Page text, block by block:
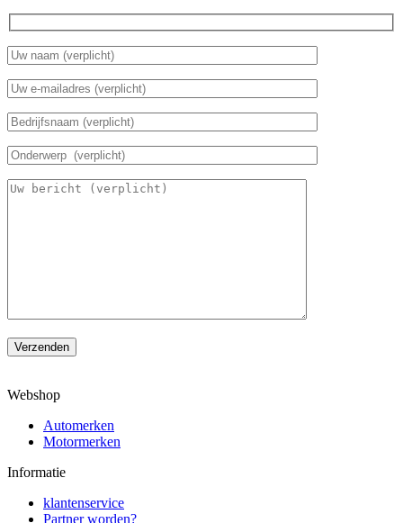
Verzenden
Webshop
Automerken
Motormerken
Informatie
klantenservice
Partner worden?